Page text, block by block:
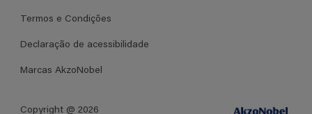
Termos e Condições
Declaração de acessibilidade
Marcas AkzoNobel
Copyright @ 2026